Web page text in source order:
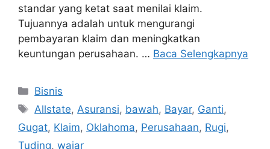
standar yang ketat saat menilai klaim.
Tujuannya adalah untuk mengurangi
pembayaran klaim dan meningkatkan
keuntungan perusahaan. … Baca Selengkapnya
Kategori
Bisnis
Tag
Allstate, Asuransi, bawah, Bayar, Ganti,
Gugat, Klaim, Oklahoma, Perusahaan, Rugi,
Tuding, wajar